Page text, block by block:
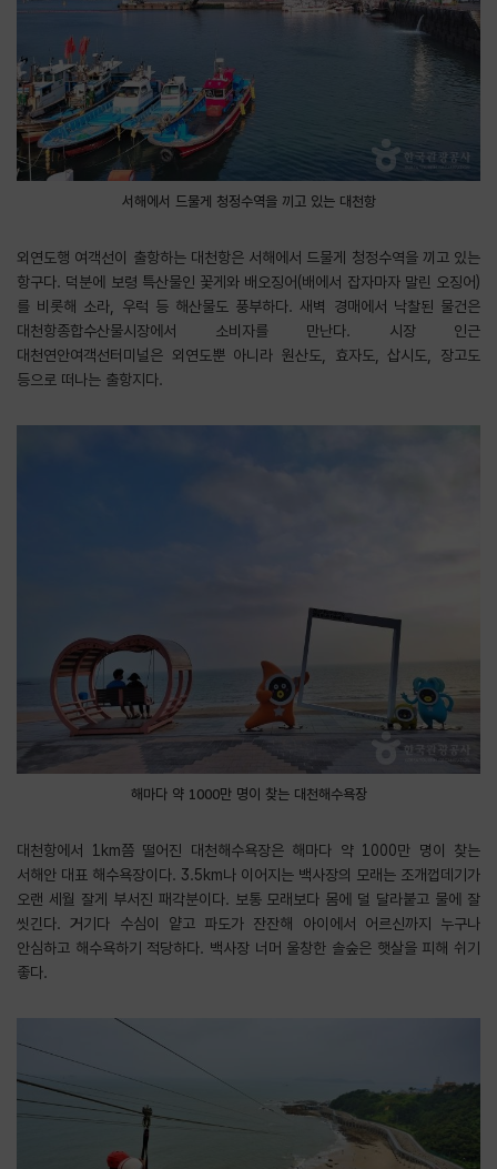
서해에서 드물게 청정수역을 끼고 있는 대천항
외연도행 여객선이 출항하는 대천항은 서해에서 드물게 청정수역을 끼고 있는
항구다. 덕분에 보령 특산물인 꽃게와 배오징어(배에서 잡자마자 말린 오징어)
를 비롯해 소라, 우럭 등 해산물도 풍부하다. 새벽 경매에서 낙찰된 물건은
대천항종합수산물시장에서 소비자를 만난다. 시장 인근
대천연안여객선터미널은 외연도뿐 아니라 원산도, 효자도, 삽시도, 장고도
등으로 떠나는 출항지다.
해마다 약 1000만 명이 찾는 대천해수욕장
대천항에서 1km쯤 떨어진 대천해수욕장은 해마다 약 1000만 명이 찾는
서해안 대표 해수욕장이다. 3.5km나 이어지는 백사장의 모래는 조개껍데기가
오랜 세월 잘게 부서진 패각분이다. 보통 모래보다 몸에 덜 달라붙고 물에 잘
씻긴다. 거기다 수심이 얕고 파도가 잔잔해 아이에서 어르신까지 누구나
안심하고 해수욕하기 적당하다. 백사장 너머 울창한 솔숲은 햇살을 피해 쉬기
좋다.